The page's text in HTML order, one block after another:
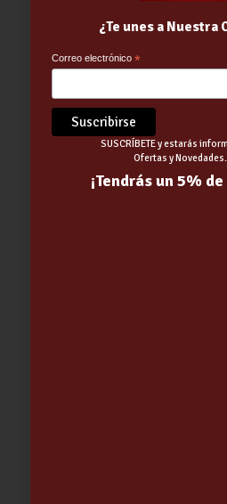
¿Te unes a Nuestra
Correo electrónico*
SUSCRÍBETE y estarás
Ofertas y
¡Tendrás un 5%